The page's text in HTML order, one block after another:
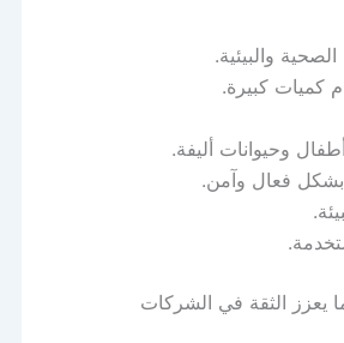
والبيئية.
كميات كبيرة.
وحيوانات أليفة.
بشكل فعال وآمن.
يعزز الثقة في الشركات